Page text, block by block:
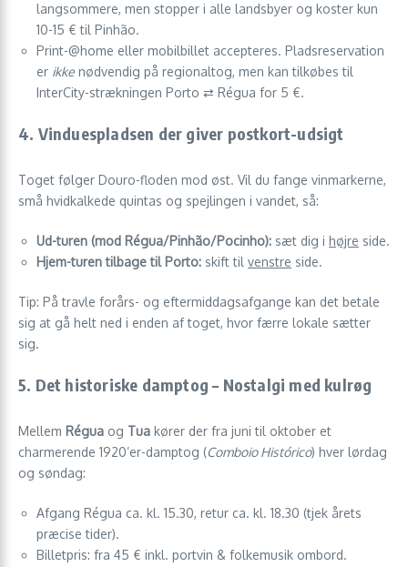
langsommere, men stopper i alle landsbyer og koster kun
10-15 € til Pinhão.
Print-@home eller mobilbillet accepteres. Pladsreservation
er ikke nødvendig på regionaltog, men kan tilkøbes til
InterCity-strækningen Porto ⇄ Régua for 5 €.
4. Vinduespladsen der giver postkort-udsigt
Toget følger Douro-floden mod øst. Vil du fange vinmarkerne,
små hvidkalkede quintas og spejlingen i vandet, så:
Ud-turen (mod Régua/Pinhão/Pocinho): sæt dig i højre side.
Hjem-turen tilbage til Porto: skift til venstre side.
Tip: På travle forårs- og eftermiddagsafgange kan det betale
sig at gå helt ned i enden af toget, hvor færre lokale sætter
sig.
5. Det historiske damptog – Nostalgi med kulrøg
Mellem Régua og Tua kører der fra juni til oktober et
charmerende 1920’er-damptog (Comboio Histórico) hver lørdag
og søndag:
Afgang Régua ca. kl. 15.30, retur ca. kl. 18.30 (tjek årets
præcise tider).
Billetpris: fra 45 € inkl. portvin & folkemusik ombord.